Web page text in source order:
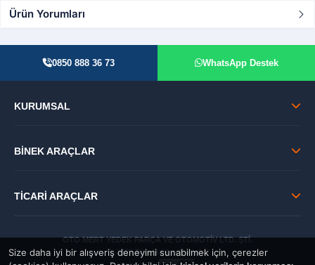
Size daha iyi bir alışveriş deneyimi sunabilmek için, çerezler
Ürün Yorumları
0850 888 36 73 WhatsApp Destek
KURUMSAL
BİNEK ARAÇLAR
TİCARİ ARAÇLAR
OTO MERT YEDEK PARÇA VE OTOMOTİV LTD. ŞTİ.
© 2026 Tüm Hakları Saklıdır.